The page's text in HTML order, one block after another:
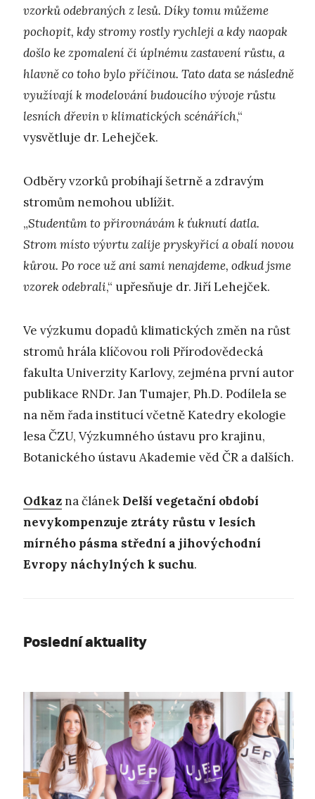
vzorků odebraných z lesů. Díky tomu můžeme
pochopit, kdy stromy rostly rychleji a kdy naopak
došlo ke zpomalení či úplnému zastavení růstu, a
hlavně co toho bylo příčinou. Tato data se následně
využívají k modelování budoucího vývoje růstu
lesních dřevin v klimatických scénářích,“
vysvětluje dr. Lehejček.
Odběry vzorků probíhají šetrně a zdravým
stromům nemohou ublížit.
„Studentům to přirovnávám k ťuknutí datla.
Strom místo vývrtu zalije pryskyřicí a obalí novou
kůrou. Po roce už ani sami nenajdeme, odkud jsme
vzorek odebrali,“ upřesňuje dr. Jiří Lehejček.
Ve výzkumu dopadů klimatických změn na růst
stromů hrála klíčovou roli Přírodovědecká
fakulta Univerzity Karlovy, zejména první autor
publikace RNDr. Jan Tumajer, Ph.D. Podílela se
na něm řada institucí včetně Katedry ekologie
lesa ČZU, Výzkumného ústavu pro krajinu,
Botanického ústavu Akademie věd ČR a dalších.
Odkazna článek Delší vegetační období
nevykompenzuje ztráty růstu v lesích
mírného pásma střední a jihovýchodní
Evropy náchylných k suchu.
Poslední aktuality